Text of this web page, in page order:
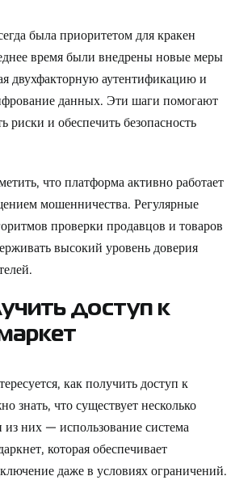
была приоритетом для кракен
время были внедрены новые меры
двухфакторную аутентификацию и
данных. Эти шаги помогают
риски и обеспечить безопасность
что платформа активно работает
мошенничества. Регулярные
проверки продавцов и товаров
высокий уровень доверия
доступ к
как получить доступ к
знать, что существует несколько
них — использованиесистема
, которая обеспечивает
даже в условиях ограничений.